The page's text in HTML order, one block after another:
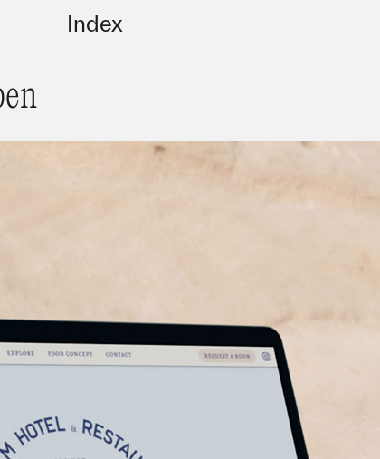
Index